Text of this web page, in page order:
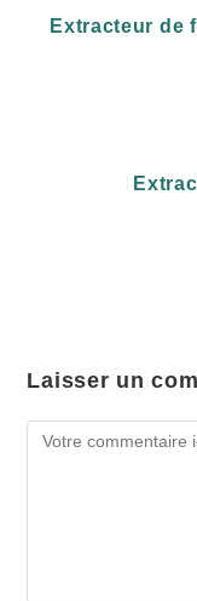
Extracteur de
Laisser un